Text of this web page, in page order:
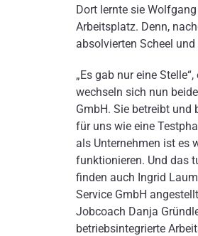
Dort lernte sie
Arbeitsplatz. Denn,
absolvierten Scheel
„Es gab nur eine
wechseln sich nun
GmbH. Sie betreibt und
für uns wie eine
als Unternehmen ist es
funktionieren. Und das
finden auch Ingrid
Service GmbH
Jobcoach Danja
betriebsintegrierte